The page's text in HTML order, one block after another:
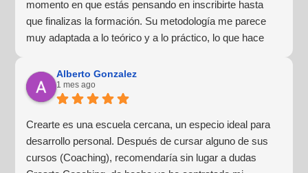
momento en que estás pensando en inscribirte hasta
que finalizas la formación. Su metodología me parece
muy adaptada a lo teórico y a lo práctico, lo que hace
¡Para mí fue una excelente experiencia!
Alberto Gonzalez
1 mes ago
Crearte es una escuela cercana, un especio ideal para
desarrollo personal. Después de cursar alguno de sus
cursos (Coaching), recomendaría sin lugar a dudas